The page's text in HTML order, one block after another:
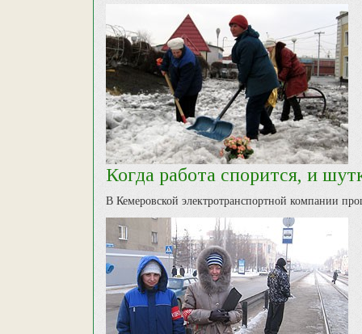
Когда работа спорится, и
В Кемеровской электротранспортной компании